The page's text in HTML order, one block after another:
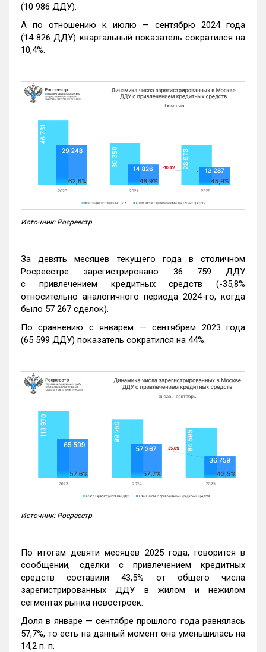
(10 986 ДДУ).
А по отношению к июлю — сентябрю 2024 года
(14 826 ДДУ) квартальный показатель сократился на
10,4%.
Источник: Росреестр
За девять месяцев текущего года в столичном
Росреестре зарегистрировано 36 759 ДДУ
с привлечением кредитных средств (-35,8%
относительно аналогичного периода 2024-го, когда
было 57 267 сделок).
По сравнению с январем — сентябрем 2023 года
(65 599 ДДУ) показатель сократился на 44%.
Источник: Росреестр
По итогам девяти месяцев 2025 года, говорится в
сообщении, сделки с привлечением кредитных
средств составили 43,5% от общего числа
зарегистрированных ДДУ в жилом и нежилом
сегментах рынка новостроек.
Доля в январе — сентябре прошлого года равнялась
57,7%, то есть на данный момент она уменьшилась на
14,2 п. п.